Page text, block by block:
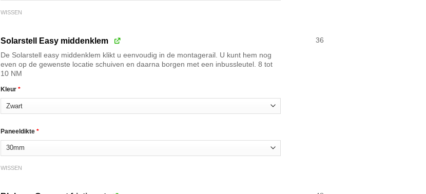
WISSEN
Solarstell Easy middenklem
De Solarstell easy middenklem klikt u eenvoudig in de montagerail. U kunt hem nog
even op de gewenste locatie schuiven en daarna borgen met een inbussleutel. 8 tot
10 NM
Kleur*
Paneeldikte*
WISSEN
36